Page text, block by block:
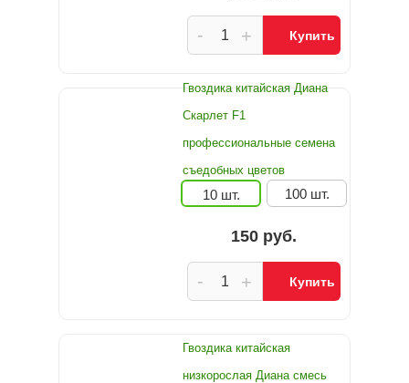
+
- Купить
Гвоздика китайская Диана
Скарлет F1
профессиональные семена
съедобных цветов
10 шт. 100 шт.
150 руб.
+
- Купить
Гвоздика китайская
низкорослая Диана смесь